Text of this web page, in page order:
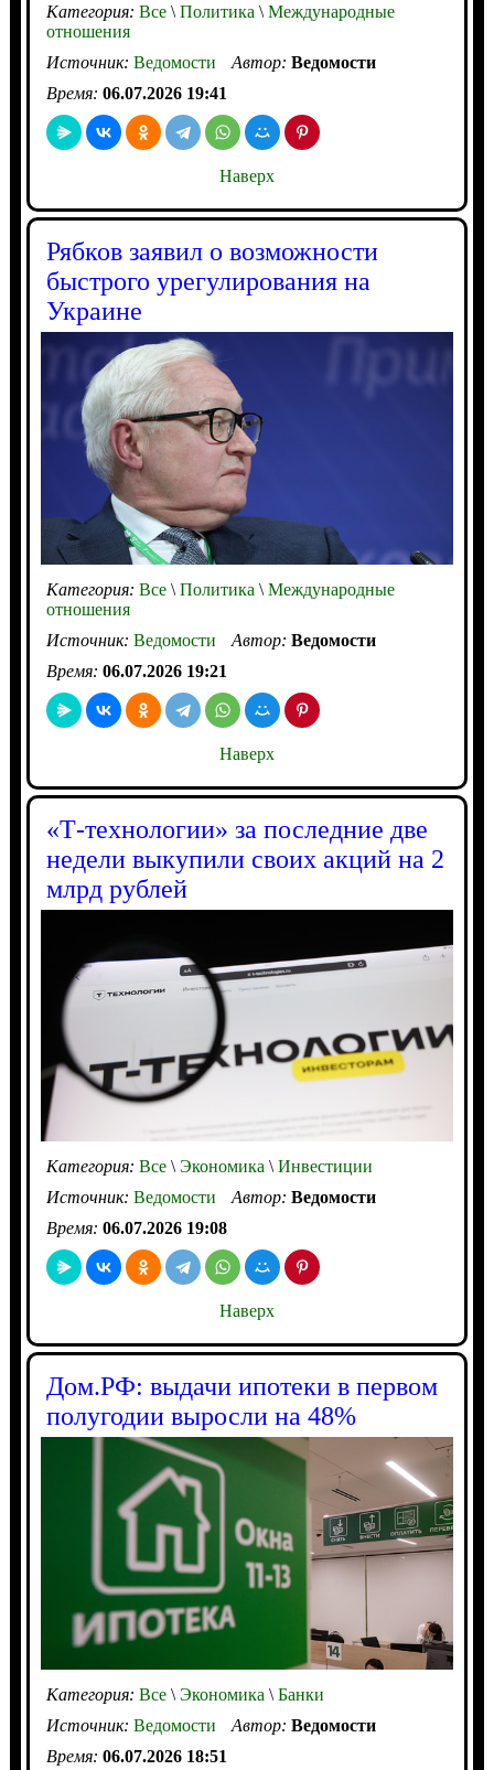
Категория: Все\Политика \Международные
отношения
Источник: Ведомости Автор: Ведомости
Время: 06.07.2026 19:41
Наверх
Рябков заявил о возможности
быстрого урегулирования на
Украине
Категория: Все\Политика \Международные
отношения
Источник: Ведомости Автор: Ведомости
Время: 06.07.2026 19:21
Наверх
«Т-технологии» за последние две
недели выкупили своих акций на 2
млрд рублей
Категория: Все\Экономика\Инвестиции
Источник: Ведомости Автор: Ведомости
Время: 06.07.2026 19:08
Наверх
Дом.РФ: выдачи ипотеки в первом
полугодии выросли на 48%
Категория: Все\Экономика \Банки
Источник: Ведомости Автор: Ведомости
Время: 06.07.2026 18:51